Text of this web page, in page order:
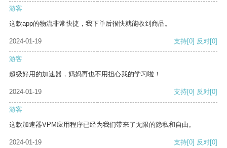
游客
这款app的物流非常快捷，我下单后很快就能收到商品。
2024-01-19 支持[0] 反对[0]
游客
超级好用的加速器，妈妈再也不用担心我的学习啦！
2024-01-19 支持[0] 反对[0]
游客
这款加速器VPM应用程序已经为我们带来了无限的隐私和自由。
2024-01-19 支持[0] 反对[0]